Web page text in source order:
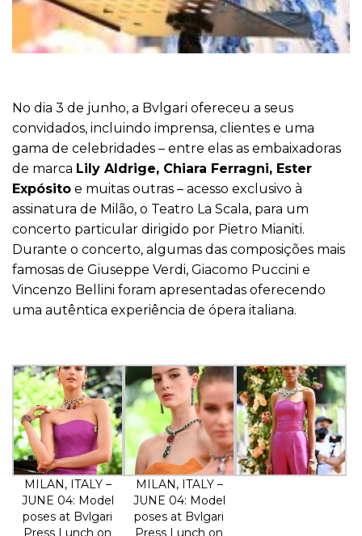
No dia 3 de junho, a Bvlgari ofereceu a seus
convidados, incluindo imprensa, clientes e uma
gama de celebridades – entre elas as embaixadoras
de marca Lily Aldrige, Chiara Ferragni, Ester
Expósito e muitas outras – acesso exclusivo à
assinatura de Milão, o Teatro La Scala, para um
concerto particular dirigido por Pietro Mianiti.
Durante o concerto, algumas das composições mais
famosas de Giuseppe Verdi, Giacomo Puccini e
Vincenzo Bellini foram apresentadas oferecendo
uma autêntica experiência de ópera italiana.
MILAN, ITALY –
JUNE 04: Model
poses at Bvlgari
Press Lunch on
MILAN, ITALY –
JUNE 04: Model
poses at Bvlgari
Press Lunch on